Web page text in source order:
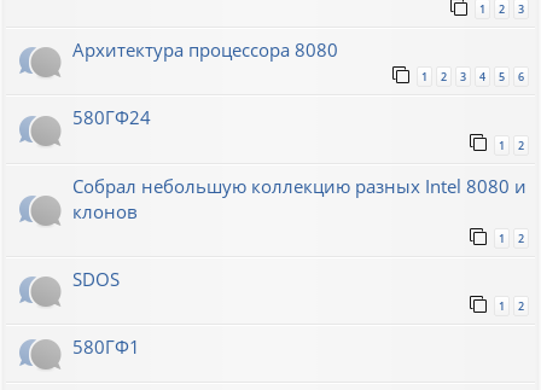
1 2 3
Архитектура процессора 8080
1 2 3 4 5 6
580ГФ24
1 2
Собрал небольшую коллекцию разных Intel 8080 и
клонов
1 2
SDOS
1 2
580ГФ1